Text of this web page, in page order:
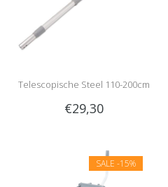
Telescopische Steel 110-200cm
€29,30
SALE -15%